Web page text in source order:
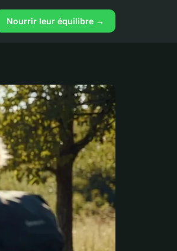
Nourrir leur équilibre →